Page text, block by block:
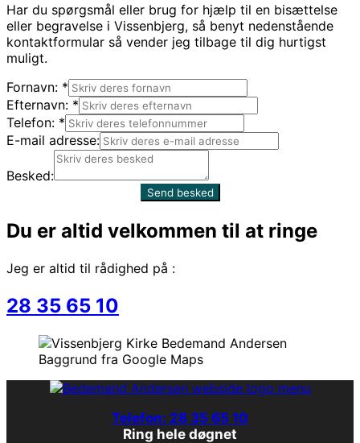
Har du spørgsmål eller brug for hjælp til en bisættelse
eller begravelse i Vissenbjerg, så benyt nedenstående
kontaktformular så vender jeg tilbage til dig hurtigst
muligt.
Fornavn: *
Efternavn: *
Telefon: *
E-mail adresse:
Besked:
Send besked
Du er altid velkommen til at ringe
Jeg er altid til rådighed på :
28 35 65 10
Baggrund fra Google Maps
Telefon: 28 35 65 10
Ring hele døgnet